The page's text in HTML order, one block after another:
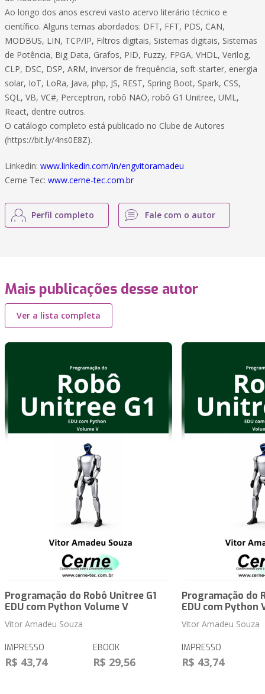
Ao longo dos anos escrevi vasto acervo literário técnico e
científico. Alguns temas abordados: DFT, FFT, PDS, CAN,
MODBUS, LIN, TCP/IP, Filtros digitais, Sistemas digitais, Sistemas
de Potência, Big Data, Grafos, PID, Fuzzy, FPGA, VHDL, Verilog,
CLP, DSC, DSP, ARM, inversor de frequência, soft-starter, energia
solar, IoT, LoRa, Java, php, JS, REST, Spring Boot, Spark, CSS,
SQL, VB, VC#, Perceptron, robô NAO, robô G1 Unitree, UML,
React, dentre outros.
O catálogo completo está publicado no Clube de Autores
(https://bit.ly/4ns0E8Z).
Linkedin: www.linkedin.com/in/engvitoramadeu
Cerne Tec: www.cerne-tec.com.br
Perfil completo Fale com o autor
Mais publicações desse autor
Ver a lista completa
Programação do Robô Unitree G1
EDU com Python Volume V
Vitor Amadeu Souza
IMPRESSO
R$ 43,74
EBOOK
R$ 29,56
Programação do
EDU com Python
Vitor Amadeu Souza
IMPRESSO
R$ 43,74